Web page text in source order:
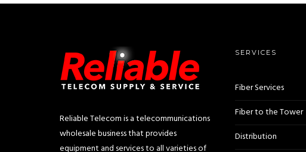
Reliable Telecom is a telecommunications
wholesale business that provides
equipment and services to all varieties of
SERVICES
Fiber Services
Fiber to the Tower
Distribution